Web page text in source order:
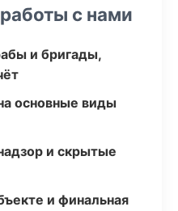
с нами
и бригады,
основные виды
и скрытые
и финальная